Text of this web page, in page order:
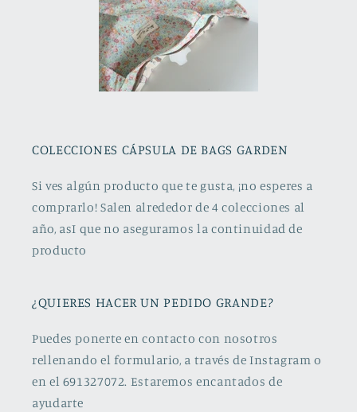
COLECCIONES CÁPSULA DE BAGS GARDEN
Si ves algún producto que te gusta, ¡no esperes a
comprarlo! Salen alrededor de 4 colecciones al
año, asI que no aseguramos la continuidad de
producto
¿QUIERES HACER UN PEDIDO GRANDE?
Puedes ponerte en contacto con nosotros
rellenando el formulario, a través de Instagram o
en el 691327072. Estaremos encantados de
ayudarte